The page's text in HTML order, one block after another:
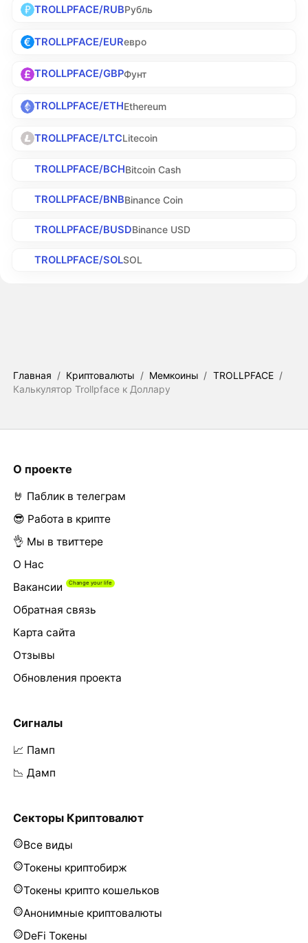
TROLLPFACE/RUBРубль
TROLLPFACE/EURевро
TROLLPFACE/GBPФунт
TROLLPFACE/ETHEthereum
TROLLPFACE/LTCLitecoin
TROLLPFACE/BCHBitcoin Cash
TROLLPFACE/BNBBinance Coin
TROLLPFACE/BUSDBinance USD
TROLLPFACE/SOLSOL
Главная / Криптовалюты / Мемкоины / TROLLPFACE /
Калькулятор Trollpface к Доллару
О проекте
🤘 Паблик в телеграм
😎 Работа в крипте
👌 Мы в твиттере
О Нас
Вакансии
Обратная связь
Карта сайта
Отзывы
Обновления проекта
Сигналы
📈 Памп
📉 Дамп
Секторы Криптовалют
Все виды
Токены криптобирж
Токены крипто кошельков
Анонимные криптовалюты
DeFi Токены